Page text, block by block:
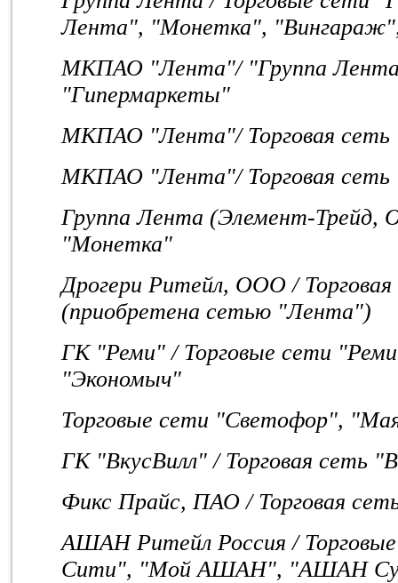
Лента", "Монетка",
МКПАО "Лента"/ "Группа
"Гипермаркеты"
МКПАО "Лента"/ Торговая сеть
МКПАО "Лента"/ Торговая
Группа Лента (Элемент-Трейд,
"Монетка"
Дрогери Ритейл, ООО /
(приобретена сетью "Лента")
ГК "Реми" / Торговые сети
"Экономыч"
Торговые сети "Светофор",
ГК "ВкусВилл" / Торговая сеть
Фикс Прайс, ПАО / Торговая
АШАН Ритейл Россия /
Сити", "Мой АШАН", "АШАН